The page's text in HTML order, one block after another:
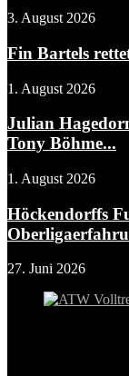
3. August 2026
Fin Bartels
1. August 2026
Julian
Tony Böhme...
1. August 2026
Höckendorffs
27. Juni 2026